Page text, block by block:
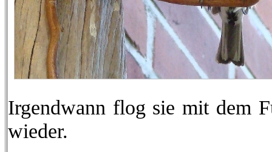
Irgendwann flog sie mit dem
wieder.